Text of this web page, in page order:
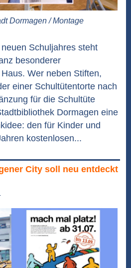
Dormagen / Montage
Schuljahres steht
besonderer
Wer neben Stiften,
einer Schultütentorte nach
für die Schultüte
Dormagen eine
den für Kinder und
kostenlosen...
City soll neu entdeckt